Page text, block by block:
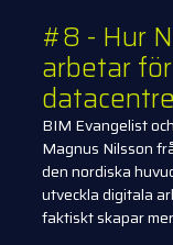
#8 - Hur
arbetar
BIM Evangelist
Magnus Nilsson
den nordiska
utveckla digitala
faktiskt skapar